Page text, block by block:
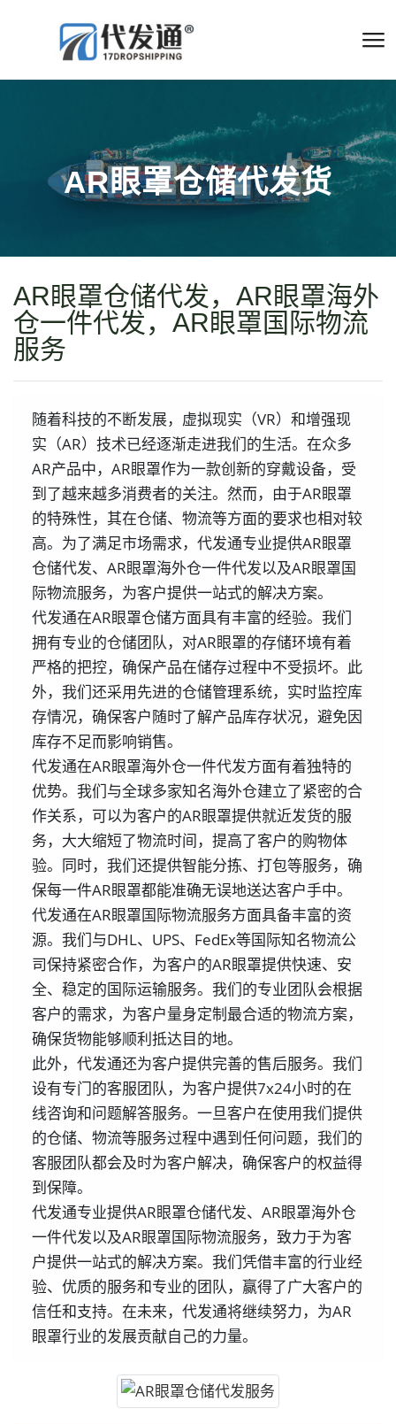
AR眼罩仓储代发货
AR眼罩仓储代发，AR眼罩海外
仓一件代发，AR眼罩国际物流
服务
随着科技的不断发展，虚拟现实（VR）和增强现
实（AR）技术已经逐渐走进我们的生活。在众多
AR产品中，AR眼罩作为一款创新的穿戴设备，受
到了越来越多消费者的关注。然而，由于AR眼罩
的特殊性，其在仓储、物流等方面的要求也相对较
高。为了满足市场需求，代发通专业提供AR眼罩
仓储代发、AR眼罩海外仓一件代发以及AR眼罩国
际物流服务，为客户提供一站式的解决方案。
代发通在AR眼罩仓储方面具有丰富的经验。我们
拥有专业的仓储团队，对AR眼罩的存储环境有着
严格的把控，确保产品在储存过程中不受损坏。此
外，我们还采用先进的仓储管理系统，实时监控库
存情况，确保客户随时了解产品库存状况，避免因
库存不足而影响销售。
代发通在AR眼罩海外仓一件代发方面有着独特的
优势。我们与全球多家知名海外仓建立了紧密的合
作关系，可以为客户的AR眼罩提供就近发货的服
务，大大缩短了物流时间，提高了客户的购物体
验。同时，我们还提供智能分拣、打包等服务，确
保每一件AR眼罩都能准确无误地送达客户手中。
代发通在AR眼罩国际物流服务方面具备丰富的资
源。我们与DHL、UPS、FedEx等国际知名物流公
司保持紧密合作，为客户的AR眼罩提供快速、安
全、稳定的国际运输服务。我们的专业团队会根据
客户的需求，为客户量身定制最合适的物流方案，
确保货物能够顺利抵达目的地。
此外，代发通还为客户提供完善的售后服务。我们
设有专门的客服团队，为客户提供7x24小时的在
线咨询和问题解答服务。一旦客户在使用我们提供
的仓储、物流等服务过程中遇到任何问题，我们的
客服团队都会及时为客户解决，确保客户的权益得
到保障。
代发通专业提供AR眼罩仓储代发、AR眼罩海外仓
一件代发以及AR眼罩国际物流服务，致力于为客
户提供一站式的解决方案。我们凭借丰富的行业经
验、优质的服务和专业的团队，赢得了广大客户的
信任和支持。在未来，代发通将继续努力，为AR
眼罩行业的发展贡献自己的力量。